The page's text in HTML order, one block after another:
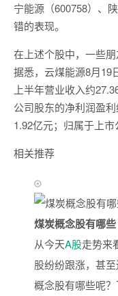
宁能源（600758）、
错的表现。
在上述个股中，一些
据悉，云煤能源8月19
上半年营业收入约
公司股东的净利润盈
1.92亿元；归属于上市
相关推荐
煤炭概念股有哪
从今天A股走势来
股纷纷跟涨，甚
概念股有哪些呢